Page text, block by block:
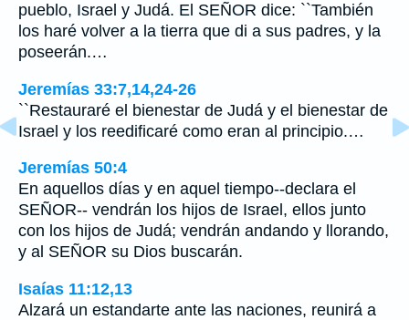
pueblo, Israel y Judá. El SEÑOR dice: ``También
los haré volver a la tierra que di a sus padres, y la
poseerán.…
Jeremías 33:7,14,24-26
``Restauraré el bienestar de Judá y el bienestar de
Israel y los reedificaré como eran al principio.…
Jeremías 50:4
En aquellos días y en aquel tiempo--declara el
SEÑOR-- vendrán los hijos de Israel, ellos junto
con los hijos de Judá; vendrán andando y llorando,
y al SEÑOR su Dios buscarán.
Isaías 11:12,13
Alzará un estandarte ante las naciones, reunirá a